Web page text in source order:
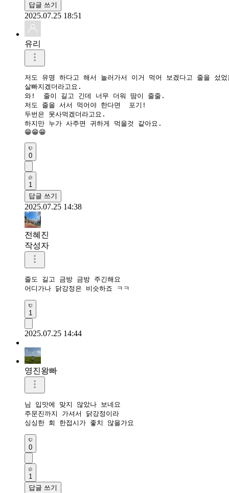
답글 쓰기
2025.07.25 18:51
유리
저도 유명 하다고 해서 놀러가서 이거 먹어 보겠다고 줄을 섰었
살빠지겠더라고요.
와!  줄이 길고 긴데 너무 더워 땀이 줄줄.
저도 줄을 서서 먹어야 한다면  포기!
두번은 못사먹겠더라고요.
하지만 누가 사주면 귀하게 먹을것 같아요.
😁😁😁
0
1
답글 쓰기
2025.07.25 14:38
전혜진
작성자
줄도 길고 금방 금방 주긴해요
어디가나 닭강정은 비슷하죠 ㅋㅋ
1
2025.07.25 14:44
영진왕빠
님 입맛에 맞지 않았나 보네요
주문진까지 가셔서 닭강정이라
싱싱한 회 한접시가 좋치 않을가요
0
1
답글 쓰기